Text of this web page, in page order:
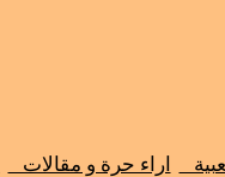
اراء حرة و مقالات